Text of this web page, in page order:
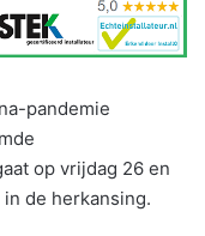
pandemie
op vrijdag 26 en
de herkansing.